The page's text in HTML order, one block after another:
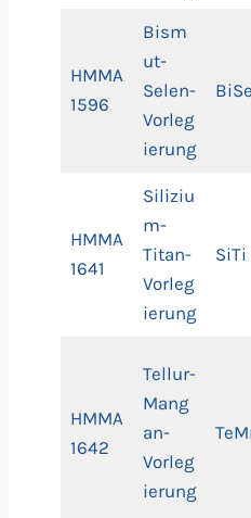
HMMA
1596
Bism
ut-
Selen-
Vorleg
ierung
BiSe
HMMA
1641
Siliziu
m-
Titan-
Vorleg
ierung
SiTi
HMMA
1642
Tellur-
Mang
an-
Vorleg
ierung